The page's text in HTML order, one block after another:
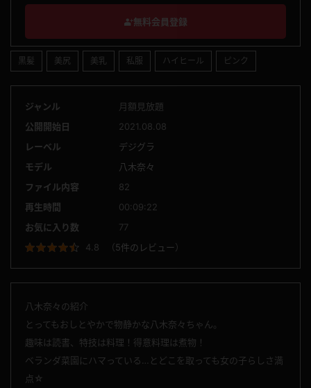
黒髪 美尻 美乳 私服 ハイヒール ピンク
ジャンル
月額見放題
公開開始日
2021.08.08
レーベル
デジグラ
モデル
八木奈々
ファイル内容
82
再生時間
00:09:22
お気に入り数
77
4.8
（5件のレビュー）
八木奈々の紹介
とってもおしとやかで物静かな八木奈々ちゃん。
趣味は読書、特技は料理！得意料理は煮物！
ベランダ菜園にハマっている…とどこを取っても女の子らしさ満
点☆
無料会員登録